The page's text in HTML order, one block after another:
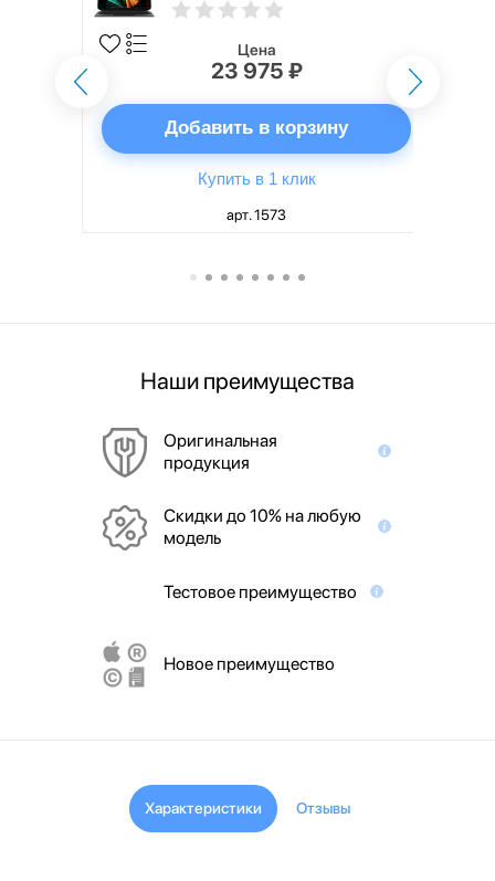
5th generation) русская,
Цена
23 975 ₽
Добавить в корзину
Купить в 1 клик
арт. 1573
Наши преимущества
Оригинальная
продукция
Скидки до 10% на любую
модель
Тестовое преимущество
Новое преимущество
Характеристики Отзывы